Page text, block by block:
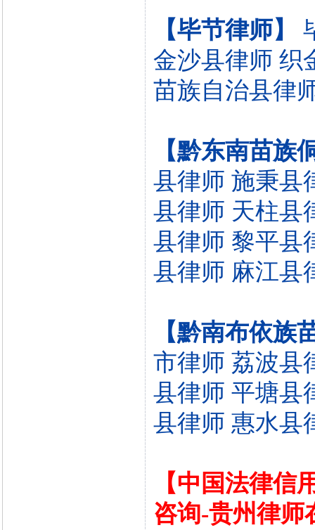
【毕节律师】
金沙县律师 织
苗族自治县律
【黔东南苗族
县律师 施秉县
县律师 天柱县
县律师 黎平县
县律师 麻江县
【黔南布依族
市律师 荔波县
县律师 平塘县
县律师 惠水县
【中国法律信
咨询-贵州律师